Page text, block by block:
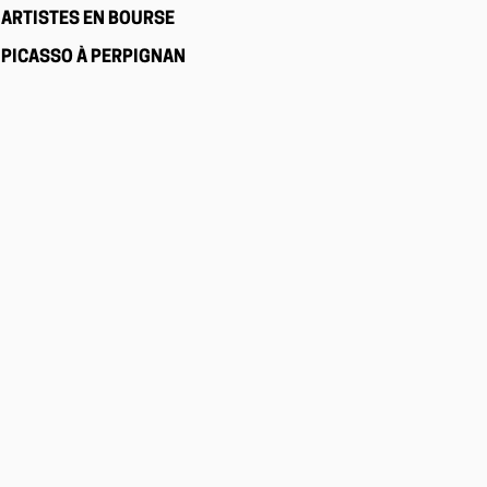
ARTISTES EN BOURSE
PICASSO À PERPIGNAN